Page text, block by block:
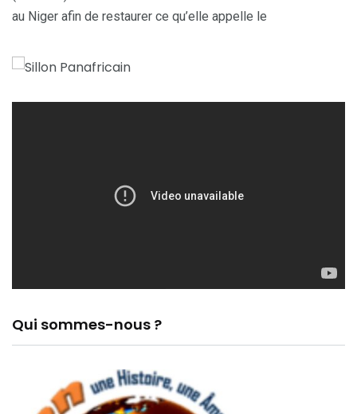
au Niger afin de restaurer ce qu’elle appelle le
Qui sommes-nous ?